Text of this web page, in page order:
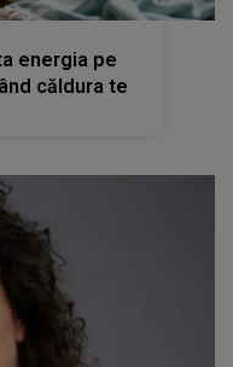
energia pe
căldura te